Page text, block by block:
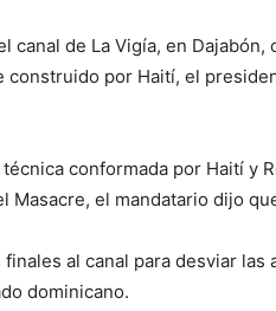
canal de La Vigía, en
construido por Haití, el
conformada por Haití y
Masacre, el mandatario dijo
al canal para desviar
dominicano.